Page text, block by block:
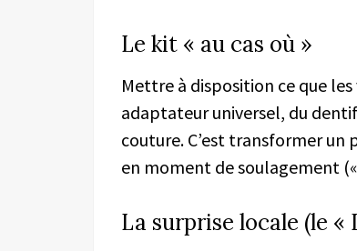
Le kit « au cas où »
Mettre à disposition ce que
adaptateur universel, du
couture. C’est transformer
en moment de soulagement
La surprise locale (le «